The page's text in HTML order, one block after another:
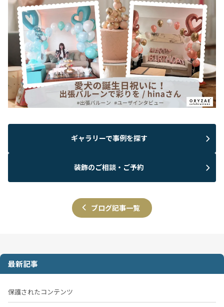
最新記事
保護されたコンテンツ
ギャラリーで事例を探す
装飾のご相談・ご予約
ブログ記事一覧